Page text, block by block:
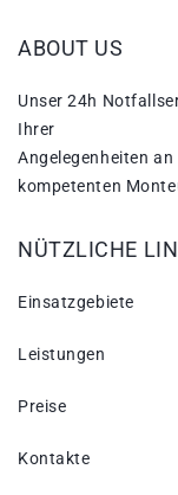
ABOUT US
Unser 24h
Ihrer
Angelegenheiten
kompetenten
NÜTZLICHE
Einsatzgebiete
Leistungen
Preise
Kontakte